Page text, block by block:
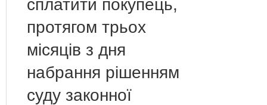
сплатити покупець,
протягом трьох
місяців з дня
набрання рішенням
суду законної